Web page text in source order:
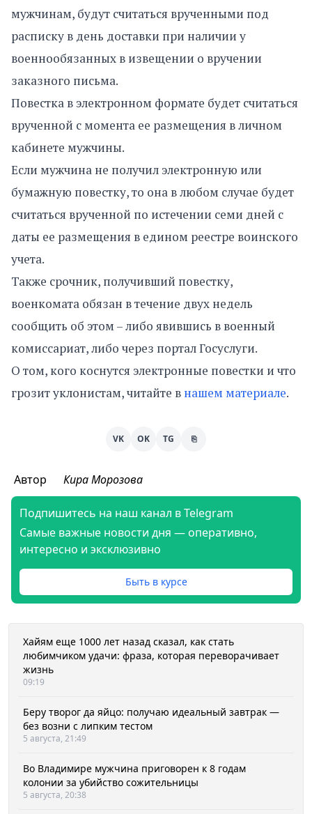
мужчинам, будут считаться врученными под
расписку в день доставки при наличии у
военнообязанных в извещении о вручении
заказного письма.
Повестка в электронном формате будет считаться
врученной с момента ее размещения в личном
кабинете мужчины.
Если мужчина не получил электронную или
бумажную повестку, то она в любом случае будет
считаться врученной по истечении семи дней с
даты ее размещения в едином реестре воинского
учета.
Также срочник, получивший повестку,
военкомата обязан в течение двух недель
сообщить об этом – либо явившись в военный
комиссариат, либо через портал Госуслуги.
О том, кого коснутся электронные повестки и что
грозит уклонистам, читайте в нашем материале.
VK OK TG ⎘
Автор Кира Морозова
Подпишитесь на наш канал в Telegram
Самые важные новости дня — оперативно,
интересно и эксклюзивно
Быть в курсе
Хайям еще 1000 лет назад сказал, как стать
любимчиком удачи: фраза, которая переворачивает
жизнь
09:19
Беру творог да яйцо: получаю идеальный завтрак —
без возни с липким тестом
5 августа, 21:49
Во Владимире мужчина приговорен к 8 годам
колонии за убийство сожительницы
5 августа, 20:38